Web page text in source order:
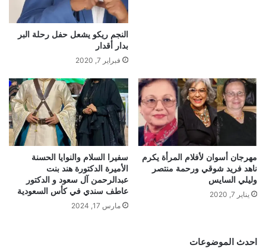
النجم ريكو يشعل حفل رحلة البر
بدار أقدار
فبراير 7, 2020
مهرجان أسوان لأفلام المرأة يكرم
ناهد فريد شوقي ورحمة منتصر
وليلي السايس
يناير 7, 2020
سفيرا السلام والنوايا الحسنة
الأميرة الدكتورة هند بنت
عبدالرحمن آل سعود و الدكتور
عاطف سندي في كأس السعودية
مارس 17, 2024
احدث الموضوعات